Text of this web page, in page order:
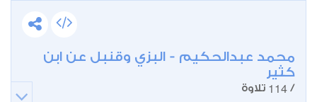
محمد عبدالحكيم - البزي وقنبل عن ابن
كثير
/
114 تلاوة